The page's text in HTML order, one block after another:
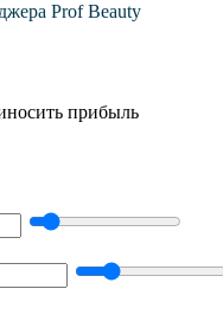
Prof Beauty
прибыль